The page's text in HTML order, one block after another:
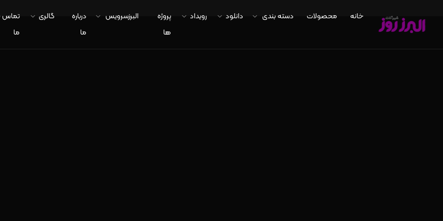
خانه محصولات دسته بندی دانلود رویداد
پروژه
ها
البرزسرویس
درباره
ما
گالری
تماس
ما